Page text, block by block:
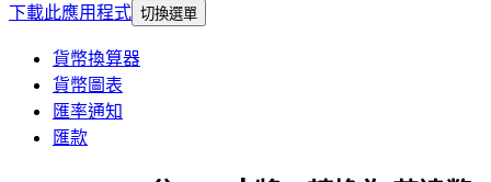
下載此應用程式 切換選單
貨幣換算器
貨幣圖表
匯率通知
匯款